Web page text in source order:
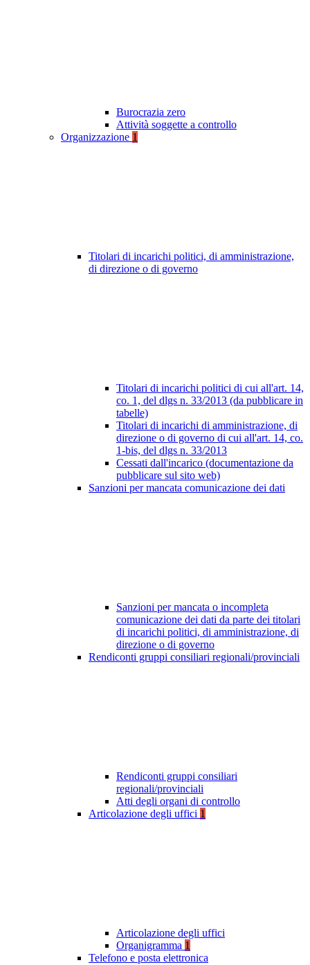
Burocrazia zero
Attività soggette a controllo
Organizzazione 1
Titolari di incarichi politici, di amministrazione,
di direzione o di governo
Titolari di incarichi politici di cui all'art. 14,
co. 1, del dlgs n. 33/2013 (da pubblicare in
tabelle)
Titolari di incarichi di amministrazione, di
direzione o di governo di cui all'art. 14, co.
1-bis, del dlgs n. 33/2013
Cessati dall'incarico (documentazione da
pubblicare sul sito web)
Sanzioni per mancata comunicazione dei dati
Sanzioni per mancata o incompleta
comunicazione dei dati da parte dei titolari
di incarichi politici, di amministrazione, di
direzione o di governo
Rendiconti gruppi consiliari regionali/provinciali
Rendiconti gruppi consiliari
regionali/provinciali
Atti degli organi di controllo
Articolazione degli uffici 1
Articolazione degli uffici
Organigramma 1
Telefono e posta elettronica